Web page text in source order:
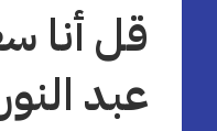
قل أنا
عبد النور